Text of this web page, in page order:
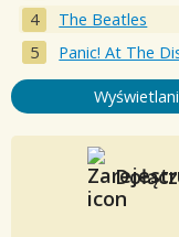
The Beatles
Panic! At The